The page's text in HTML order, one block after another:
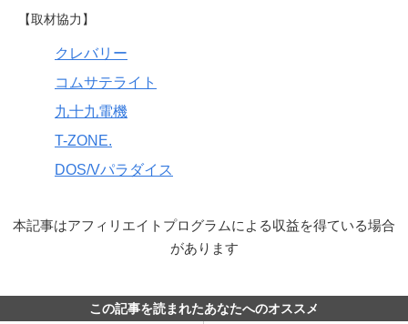
【取材協力】
クレバリー
コムサテライト
九十九電機
T-ZONE.
DOS/Vパラダイス
本記事はアフィリエイトプログラムによる収益を得ている場合
があります
この記事を読まれたあなたへのオススメ